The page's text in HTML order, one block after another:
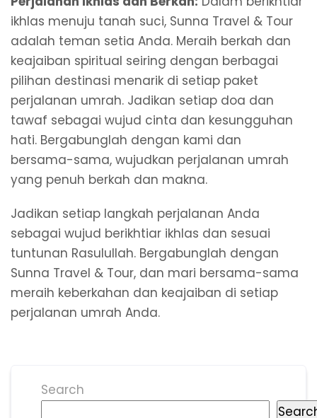
ikhlas menuju tanah suci, Sunna Travel & Tour
adalah teman setia Anda. Meraih berkah dan
keajaiban spiritual seiring dengan berbagai
pilihan destinasi menarik di setiap paket
perjalanan umrah. Jadikan setiap doa dan
tawaf sebagai wujud cinta dan kesungguhan
hati. Bergabunglah dengan kami dan
bersama-sama, wujudkan perjalanan umrah
yang penuh berkah dan makna.
Jadikan setiap langkah perjalanan Anda
sebagai wujud berikhtiar ikhlas dan sesuai
tuntunan Rasulullah. Bergabunglah dengan
Sunna Travel & Tour, dan mari bersama-sama
meraih keberkahan dan keajaiban di setiap
perjalanan umrah Anda.
Search